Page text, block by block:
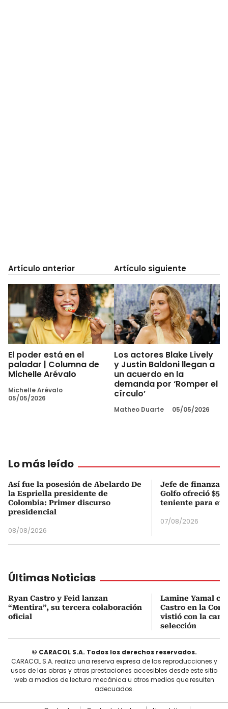
Artículo anterior
El poder está en el
paladar | Columna de
Michelle Arévalo
Michelle Arévalo
05/05/2026
Artículo siguiente
Los actores Blake Lively
y Justin Baldoni llegan a
un acuerdo en la
demanda por ‘Romper el
círculo’
Matheo Duarte 05/05/2026
Lo más leído
Así fue la posesión de Abelardo De
la Espriella presidente de
Colombia: Primer discurso
presidencial
08/08/2026
Jefe de finanzas
Golfo ofreció
teniente para
07/08/2026
Últimas Noticias
Ryan Castro y Feid lanzan
“Mentira”, su tercera colaboración
oficial
Lamine Yamal
Castro en la
vistió con la
selección
© CARACOL S.A. Todos los derechos reservados.
CARACOL S.A. realiza una reserva expresa de las reproducciones y
usos de las obras y otras prestaciones accesibles desde este sitio
web a medios de lectura mecánica u otros medios que resulten
adecuados.